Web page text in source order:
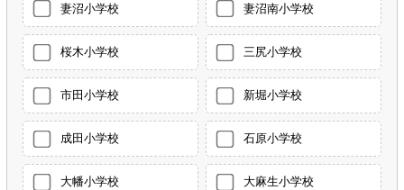
妻沼小学校 妻沼南小学校
桜木小学校 三尻小学校
市田小学校 新堀小学校
成田小学校 石原小学校
大幡小学校 大麻生小学校